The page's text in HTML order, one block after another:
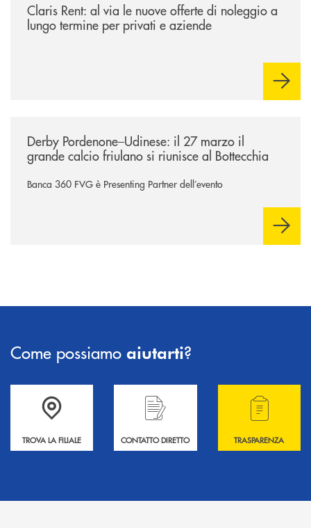
Claris Rent: al via le nuove offerte di noleggio a
lungo termine per privati e aziende
Derby Pordenone–Udinese: il 27 marzo il
grande calcio friulano si riunisce al Bottecchia
Banca 360 FVG è Presenting Partner dell’evento
Come possiamo aiutarti?
Accedi all' elenco completo delle filiali .
TROVA LA FILIALE
Hai bisogno di informazioni? Contattaci !
CONTATTO DIRETTO
Hai bisogno di
TRASPARENZA